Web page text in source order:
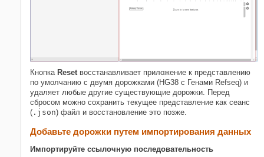
Кнопка Reset восстанавливает приложение к представлению
по умолчанию с двумя дорожками (HG38 с Генами Refseq) и
удаляет любые другие существующие дорожки. Перед
сбросом можно сохранить текущее представление как сеанс
( .json) файл и восстановление это позже.
Добавьте дорожки путем импортирования данных
Импортируйте ссылочную последовательность